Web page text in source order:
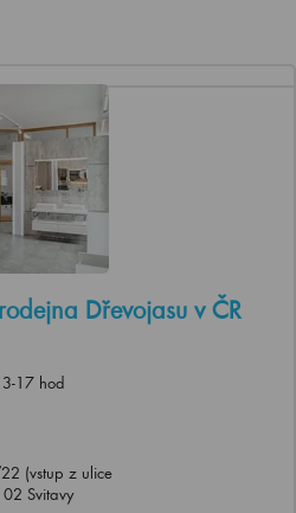
Dřevojasu v ČR
17 hod
(vstup z ulice
Svitavy